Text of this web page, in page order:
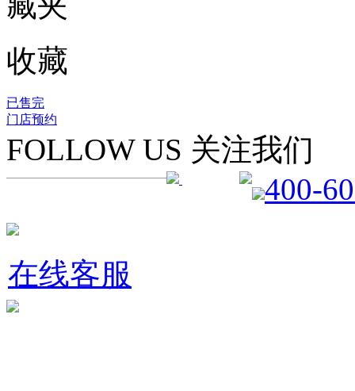
收藏
已售完
门店预约
FOLLOW US 关注我们
400-
在线客服